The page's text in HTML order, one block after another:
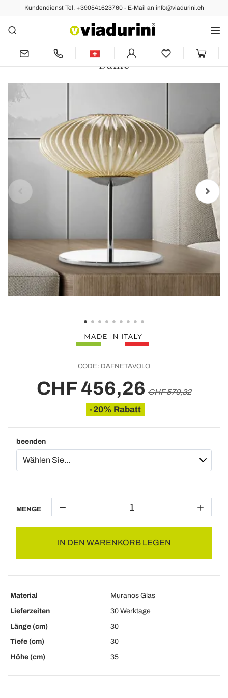
Kundendienst Tel. +390541623760 - E-Mail an info@viadurini.ch
Vorher Nächste
Artisan Tischlampe aus
mundgeblasenem Glas in Venedig -
Dafne
CODE: DAFNETAVOLO
CHF 456,26 CHF 570,32
-20% Rabatt
beenden
MENGE
IN DEN WARENKORB LEGEN
Material
Muranos Glas
Lieferzeiten
30 Werktage
Länge (cm)
30
Tiefe (cm)
30
Höhe (cm)
35